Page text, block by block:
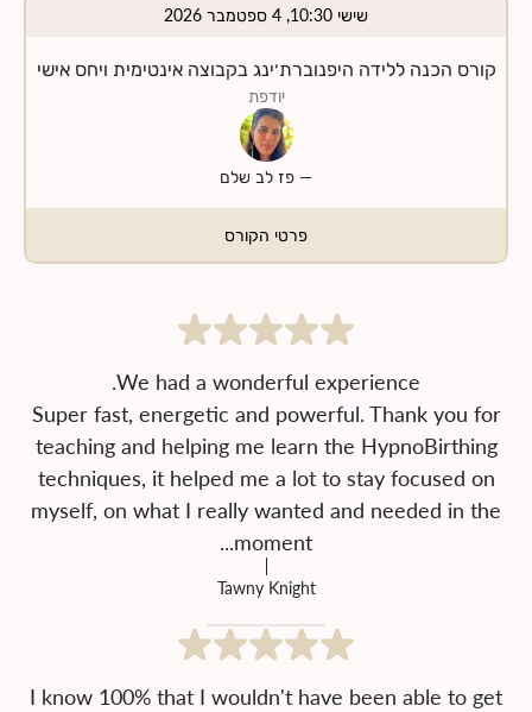
שישי 10:30, 4 ספטמבר 2026
קורס הכנה ללידה היפנוברת׳ינג בקבוצה אינטימית ויחס אישי
יודפת
— פז לב שלם
פרטי הקורס
Super fast, energetic and powerful. Thank you for
teaching and helping me learn the HypnoBirthing
techniques, it helped me a lot to stay focused on
myself, on what I really wanted and needed in the
moment...
Tawny Knight
I know 100% that I wouldn't have been able to get